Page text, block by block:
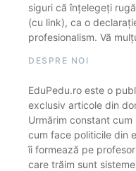
siguri că înțelegeți
(cu link), ca o
profesionalism. Vă
DESPRE NOI
EduPedu.ro este o
exclusiv articole din
Urmărim constant
cum face politicile din
îi formează pe
care trăim sunt